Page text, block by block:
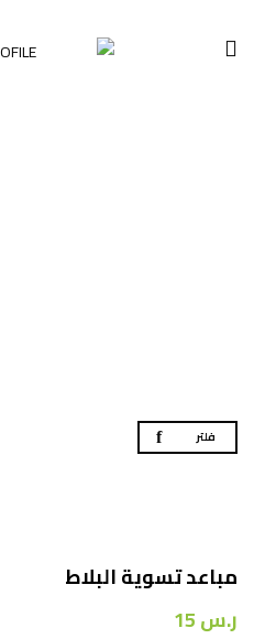
فلتر
مباعد تسوية البلاط
ر.س15